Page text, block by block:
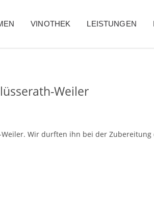
VINOTHEK LEISTUNGEN
Weiler
Wir durften ihn bei der